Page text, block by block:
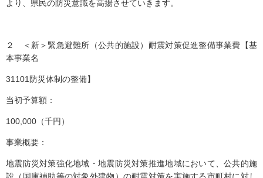
より、県民の防災意識を高揚させていきます。
２ ＜新＞緊急避難所（公共的施設）耐震対策促進整備事業費【基
本事業名
31101防災体制の整備】
当初予算額：
100,000（千円）
事業概要：
地震防災対策強化地域・地震防災対策推進地域において、公共的施